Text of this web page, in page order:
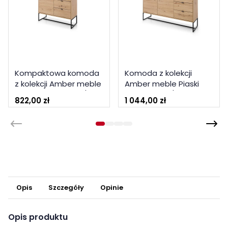
Kompaktowa komoda
z kolekcji Amber meble
czarny
822,00 zł
Komoda z kolekcji
Amber meble Piaski
1 044,00 zł
Opis Szczegóły Opinie
Opis produktu